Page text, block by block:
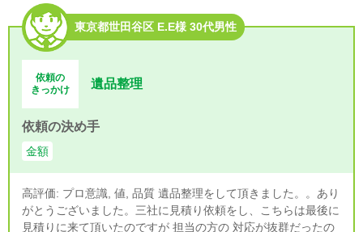
東京都世田谷区 E.E様 30代男性
依頼の
きっかけ
遺品整理
依頼の決め手
金額
高評価: プロ意識, 値, 品質 遺品整理をして頂きました。。あり
がとうございました。三社に見積り依頼をし、こちらは最後に
見積りに来て頂いたのですが 担当の方の 対応が抜群だったの